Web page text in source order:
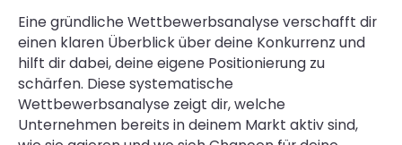
Eine gründliche Wettbewerbsanalyse verschafft dir
einen klaren Überblick über deine Konkurrenz und
hilft dir dabei, deine eigene Positionierung zu
schärfen. Diese systematische
Wettbewerbsanalyse zeigt dir, welche
Unternehmen bereits in deinem Markt aktiv sind,